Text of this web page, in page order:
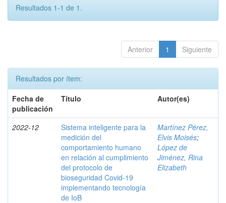
Resultados 1-1 de 1.
Anterior 1 Siguiente
Resultados por ítem:
Fecha de
publicación
Título Autor(es)
2022-12
Sistema inteligente para la
medición del
comportamiento humano
en relación al cumplimiento
del protocolo de
bioseguridad Covid-19
implementando tecnología
de IoB
Martínez Pérez,
Elvis Moisés;
López de
Jiménez, Rina
Elizabeth